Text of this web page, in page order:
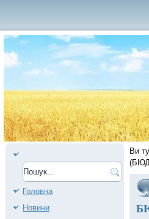
Головна
Новини
Ви